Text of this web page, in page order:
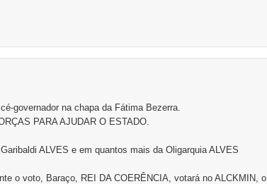
governador na chapa da Fátima Bezerra.
PARA AJUDAR O ESTADO.
ALVES e em quantos mais da Oligarquia ALVES
o voto, Baraço, REI DA COERÊNCIA, votará no ALCKMIN, o